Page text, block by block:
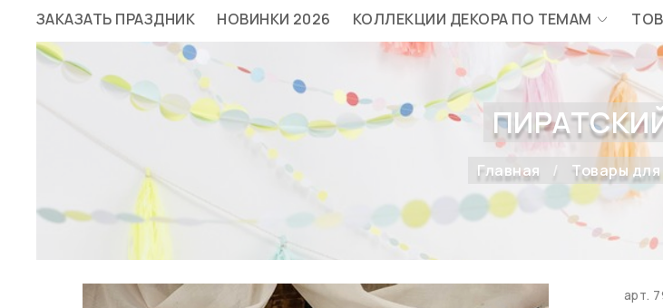
ЗАКАЗАТЬ ПРАЗДНИК НОВИНКИ 2026 КОЛЛЕКЦИИ ДЕКОРА ПО ТЕМАМ
Главная Товары
арт.